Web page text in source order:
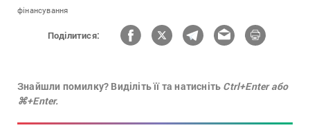
фінансування
Поділитися:
Знайшли помилку? Виділіть її та натисніть Ctrl+Enter або
⌘+Enter.